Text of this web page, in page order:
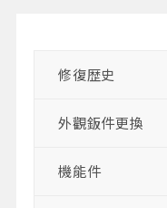
修復歴史
外觀鈑件更換
機能件